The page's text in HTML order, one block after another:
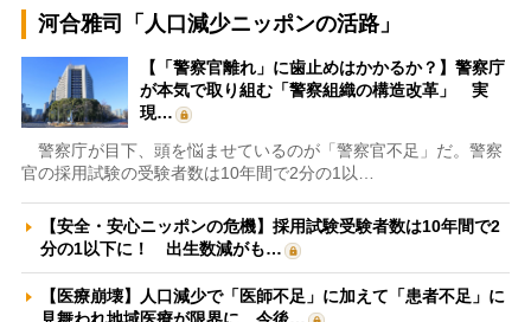
河合雅司「人口減少ニッポンの活路」
【「警察官離れ」に歯止めはかかるか？】警察庁
が本気で取り組む「警察組織の構造改革」 実
現…
警察庁が目下、頭を悩ませているのが「警察官不足」だ。警察
官の採用試験の受験者数は10年間で2分の1以…
【安全・安心ニッポンの危機】採用試験受験者数は10年間で2
分の1以下に！ 出生数減がも…
【医療崩壊】人口減少で「医師不足」に加えて「患者不足」に